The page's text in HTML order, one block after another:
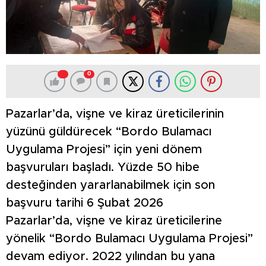
0
Pazarlar’da, vişne ve kiraz üreticilerinin
yüzünü güldürecek “Bordo Bulamacı
Uygulama Projesi” için yeni dönem
başvuruları başladı. Yüzde 50 hibe
desteğinden yararlanabilmek için son
başvuru tarihi 6 Şubat 2026
Pazarlar’da, vişne ve kiraz üreticilerine
yönelik “Bordo Bulamacı Uygulama Projesi”
devam ediyor. 2022 yılından bu yana